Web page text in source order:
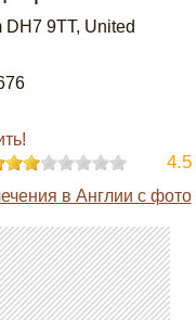
DH7 9TT, United
4.5
в Англии с фото